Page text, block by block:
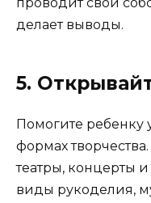
делает выводы.
5.
Помогите ребенку
формах
театры, концерты
виды рукоделия,